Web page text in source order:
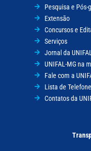
Pesquisa e Pós-
Extensão
Concursos e
Serviços
Jornal da
UNIFAL-MG na
Fale com a
Lista de
Contatos da